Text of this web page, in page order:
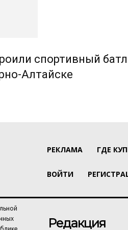
спортивный
Алтайске
РЕКЛАМА ГДЕ
ВОЙТИ
Редакция